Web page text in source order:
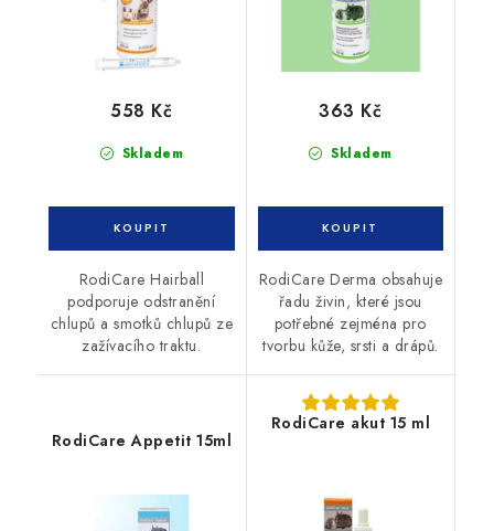
Skladem
558 Kč
RodiCare Hairball
podporuje odstranění
chlupů a smotků chlupů ze
zažívacího traktu.
Skladem
363 Kč
RodiCare Derma obsahuje
řadu živin, které jsou
potřebné zejména pro
tvorbu kůže, srsti a drápů.
RodiCare Appetit 15ml
RodiCare akut 15 ml